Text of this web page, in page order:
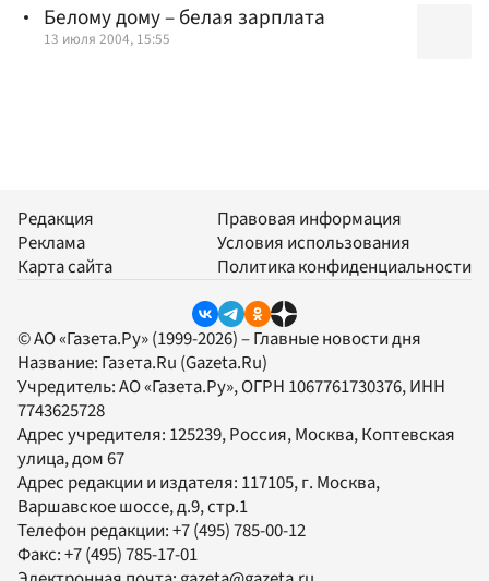
Белому дому – белая зарплата
13 июля 2004, 15:55
Редакция
Реклама
Карта сайта
Правовая информация
Условия использования
Политика конфиденциальности
© АО «Газета.Ру» (1999-2026) – Главные новости дня
Название: Газета.Ru (Gazeta.Ru)
Учредитель:АО «Газета.Ру», ОГРН 1067761730376, ИНН
7743625728
Адрес учредителя: 125239, Россия, Москва, Коптевская
улица, дом 67
Адрес редакции и издателя: 117105, г. Москва,
Варшавское шоссе, д.9, стр.1
Телефон редакции:+7 (495) 785-00-12
Факс:+7 (495) 785-17-01